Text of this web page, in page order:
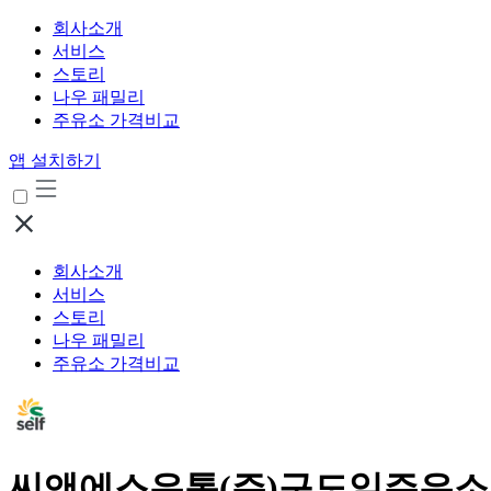
회사소개
서비스
스토리
나우 패밀리
주유소 가격비교
앱 설치하기
회사소개
서비스
스토리
나우 패밀리
주유소 가격비교